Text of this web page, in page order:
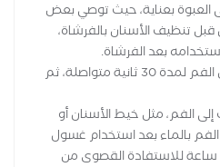
العبوة بعناية، حيث توصي بعض
تنظيف الأسنان بالفرشاة،
بعد الفرشاة.
قم بمضمضة الفم بغسول الفم لمدة 30 ثانية متواصلة، ثم
الفم، مثل خيط الأسنان أو
بالماء بعد استخدام غسول
للاستفادة القصوى من